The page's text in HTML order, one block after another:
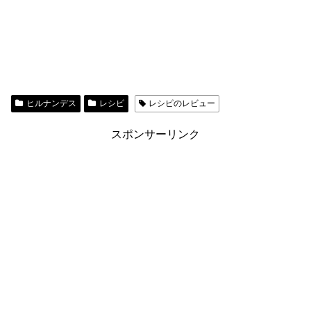
ヒルナンデス レシピ レシピのレビュー
スポンサーリンク